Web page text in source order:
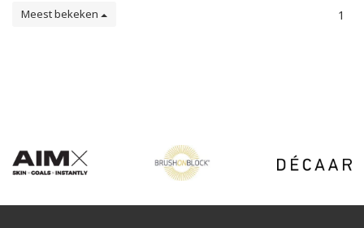
Meest bekeken 1